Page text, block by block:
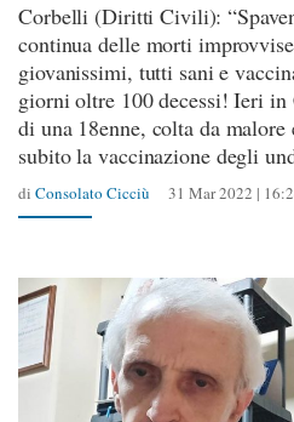
Corbelli (Diritti Civili):
continua delle morti
giovanissimi, tutti sani e
giorni oltre 100 decessi! Ieri
di una 18enne, colta da malore
subito la vaccinazione degli
di Consolato Cicciù 31 Mar 2022 |